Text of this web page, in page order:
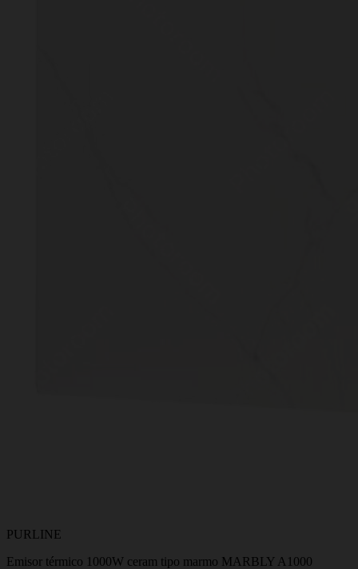
PURLINE
Emisor térmico 1000W ceram tipo marmo MARBLY A1000